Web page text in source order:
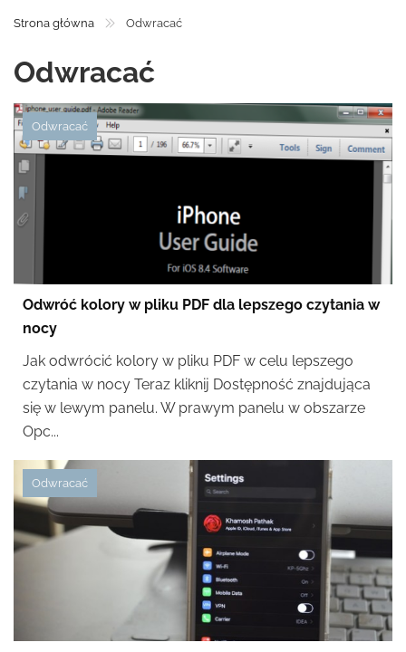
Strona główna Odwracać
Odwracać
Odwracać
Odwróć kolory w pliku PDF dla lepszego czytania w
nocy
Jak odwrócić kolory w pliku PDF w celu lepszego
czytania w nocy Teraz kliknij Dostępność znajdująca
się w lewym panelu. W prawym panelu w obszarze
Opc...
Odwracać